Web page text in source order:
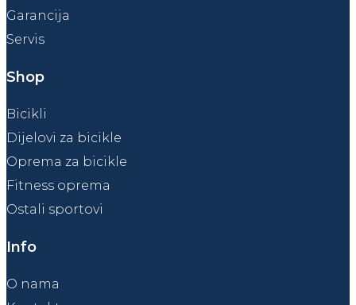
Garancija
Servis
Shop
Bicikli
Dijelovi za bicikle
Oprema za bicikle
Fitness oprema
Ostali sportovi
Info
O nama